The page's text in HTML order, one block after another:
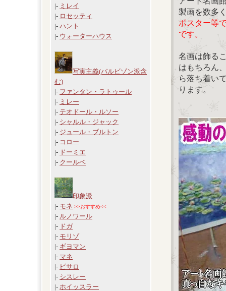
|- ミレイ
|- ロセッティ
|- ハント
|- ウォーターハウス
写実主義(バルビゾン派含
む)
|- ファンタン・ラトゥール
|- ミレー
|- テオドール・ルソー
|- シャルル・ジャック
|- ジュール・ブルトン
|- コロー
|- ドーミエ
|- クールベ
印象派
|- モネ >>おすすめ<<
|- ルノワール
|- ドガ
|- モリゾ
|- ギヨマン
|- マネ
|- ピサロ
|- シスレー
|- ホイッスラー
製画を数多
ポスター等
です。
名画は飾る
はもちろん
ら落ち着い
ります。